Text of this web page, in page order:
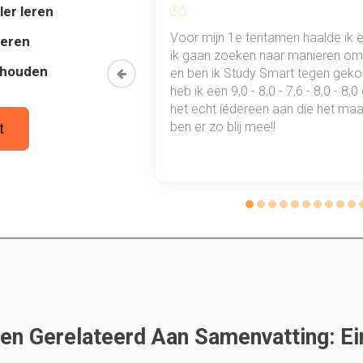
te doen?
kan doen als je wil, maar je altijd op een antwoord
en waarom?
methoden voor toetsen validiteit en
in spss uitrekent.
zien. Dit zijn
. Je kan ook zien hoe de punten zijn
leren
mn
een heel
gewoon
Voor mijn 1e tentamen haalde ik
ik gaan zoeken naar manieren
en ben ik Study Smart tegen
heb ik een 9,0 - 8,0 - 7,6 - 8,0 -
het echt íédereen aan die het
ben er zo blij mee!!
Gerelateerd Aan Samenvatting: